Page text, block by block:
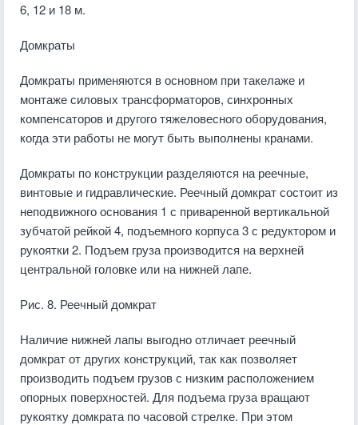
6, 12 и 18 м.
Домкраты
Домкраты применяются в основном при такелаже и
монтаже силовых трансформаторов, синхронных
компенсаторов и другого тяжеловесного оборудования,
когда эти работы не могут быть выполнены кранами.
Домкраты по конструкции разделяются на реечные,
винтовые и гидравлические. Реечный домкрат состоит из
неподвижного основания 1 с приваренной вертикальной
зубчатой рейкой 4, подъемного корпуса 3 с редуктором и
рукоятки 2. Подъем груза производится на верхней
центральной головке или на нижней лапе.
Рис. 8. Реечный домкрат
Наличие нижней лапы выгодно отличает реечный
домкрат от других конструкций, так как позволяет
производить подъем грузов с низким расположением
опорных поверхностей. Для подъема груза вращают
рукоятку домкрата по часовой стрелке. При этом